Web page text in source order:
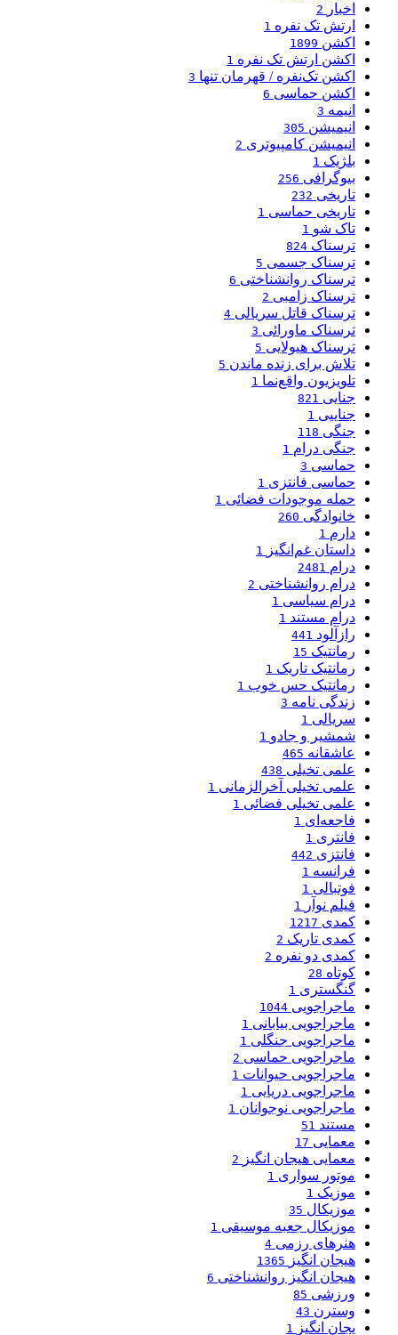
اخبار 2
ارتش تک نفره 1
اکشن 1899
اکشن ارتش تک نفره 1
اکشن تک‌نفره / قهرمان تنها 3
اکشن حماسی 6
انیمه 3
انیمیشن 305
انیمیشن کامپیوتری 2
بلژیک 1
بیوگرافی 256
تاریخی 232
تاریخی حماسی 1
تاک شو 1
ترسناک 824
ترسناک جسمی 5
ترسناک روانشناختی 6
ترسناک زامبی 2
ترسناک قاتل سریالی 4
ترسناک ماورائی 3
ترسناک هیولایی 5
تلاش برای زنده ماندن 5
تلویزیون واقع‌نما 1
جنایی 821
جناییی 1
جنگی 118
جنگی درام 1
حماسی 3
حماسی فانتزی 1
حمله موجودات فضائی 1
خانوادگی 260
دارم 1
داستان غم‌انگیز 1
درام 2481
درام روانشناختی 2
درام سیاسی 1
درام مستند 1
رازآلود 441
رمانتیک 15
رمانتیک تاریک 1
رمانتیک حس خوب 1
زندگی نامه 3
سریالی 1
شمشیر و جادو 1
عاشقانه 465
علمی تخیلی 438
علمی تخیلی آخرالزمانی 1
علمی تخیلی فضائی 1
فاجعه‌ای 1
فانتری 1
فانتزی 442
فرانسه 1
فوتبالی 1
فیلم نوآر 1
کمدی 1217
کمدی تاریک 2
کمدی دو نفره 2
کوتاه 28
گنگستری 1
ماجراجویی 1044
ماجراجویی بیابانی 1
ماجراجویی جنگلی 1
ماجراجویی حماسی 2
ماجراجویی حیوانات 1
ماجراجویی دریایی 1
ماجراجویی نوجوانان 1
مستند 51
معمایی 17
معمایی هیجان انگیز 2
موتور سواری 1
موزیک 1
موزیکال 35
موزیکال جعبه موسیقی 1
هنرهای رزمی 4
هیجان انگیز 1365
هیجان انگیز روانشناختی 6
ورزشی 85
وسترن 43
یجان انگیز 1